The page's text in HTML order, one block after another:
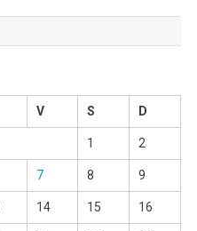
V S D
1 2
7 8 9
14 15 16